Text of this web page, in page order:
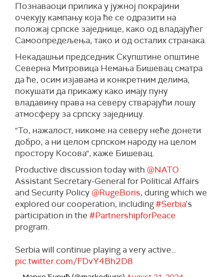
Познаваоци прилика у јужној покрајини
очекују кампању која ће се одразити на
положај српске заједнице, како од владајућег
Самоопредељења, тако и од осталих странака.
Некадашњи председник Скупштине општине
Северна Митровица Немања Бишевац сматра
да ће, осим изјавама и конкретним делима,
покушати да прикажу како имају пуну
владавину права на северу стварајући лошу
атмосферу за српску заједницу.
"То, нажалост, никоме на северу неће донети
добро, а ни целом српском народу на целом
простору Косова", каже Бишевац.
Productive discussion today with @NATO
Assistant Secretary-General for Political Affairs
and Security Policy @RugeBoris, during which we
explored our cooperation, including#Serbia’s
participation in the #PartnershipforPeace
program.
Serbia will continue playing a very active…
pic.twitter.com/FDvY4Bh2D8